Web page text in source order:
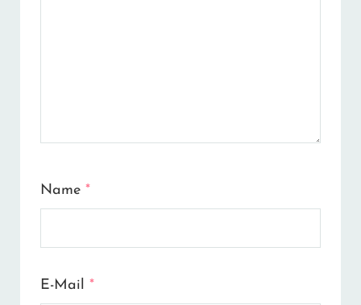
Name *
E-Mail *